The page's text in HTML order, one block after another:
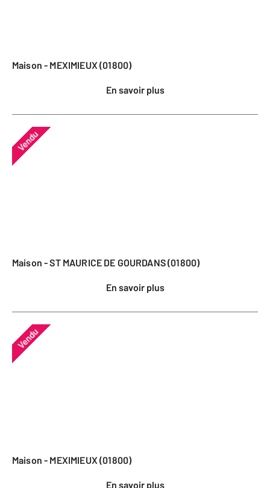
Maison - MEXIMIEUX (01800)
En savoir plus
Vendu
Maison - ST MAURICE DE GOURDANS (01800)
En savoir plus
Vendu
Maison - MEXIMIEUX (01800)
En savoir plus